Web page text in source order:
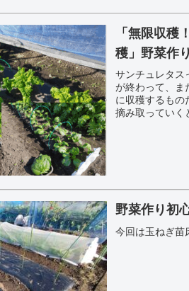
「無限収
穫」野菜作
サンチュレタス
が終わって、ま
に収穫するも
摘み取っていく
野菜作り初
今回は玉ねぎ苗